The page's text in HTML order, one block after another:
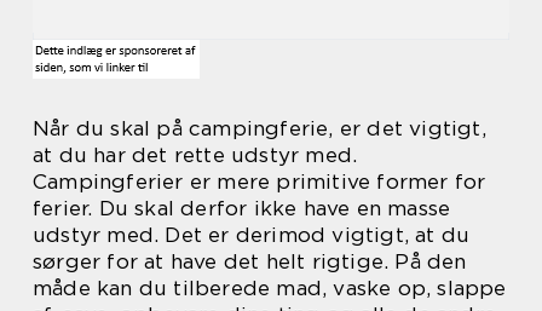
Når du skal på campingferie, er det vigtigt,
at du har det rette udstyr med.
Campingferier er mere primitive former for
ferier. Du skal derfor ikke have en masse
udstyr med. Det er derimod vigtigt, at du
sørger for at have det helt rigtige. På den
måde kan du tilberede mad, vaske op, slappe